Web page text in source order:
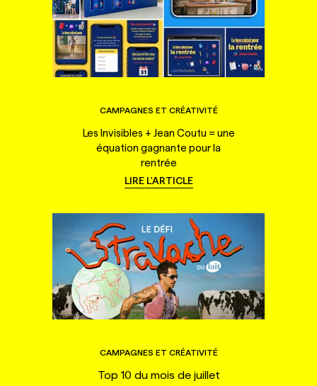
CAMPAGNES ET CRÉATIVITÉ
Les Invisibles + Jean Coutu = une
équation gagnante pour la
rentrée
LIRE L'ARTICLE
CAMPAGNES ET CRÉATIVITÉ
Top 10 du mois de juillet